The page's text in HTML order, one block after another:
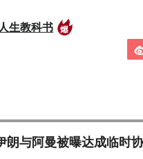
生教科书
朗与阿曼被曝达成临时